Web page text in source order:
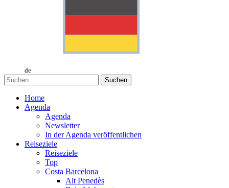
de
Suchen
Home
Agenda
Agenda
Newsletter
In der Agenda veröffentlichen
Reiseziele
Reiseziele
Top
Costa Barcelona
Alt Penedès